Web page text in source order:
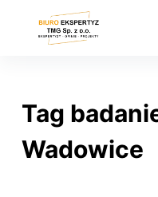
ź
Tag
Wadowice